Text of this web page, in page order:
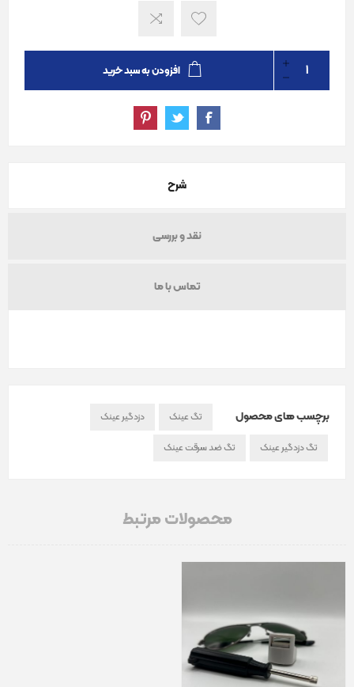
افزودن به سبد خرید
شرح
نقد و بررسی
تماس با ما
برچسب های محصول تگ عینک دزدگیر عینک
تگ دزدگیر عینک تگ ضد سرقت عینک
محصولات مرتبط